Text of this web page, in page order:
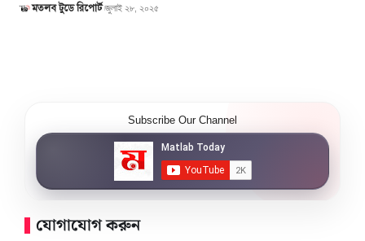
মতলব টুডে রিপোর্ট জুলাই ২৮, ২০২৫
Subscribe Our Channel
যোগাযোগ করুন